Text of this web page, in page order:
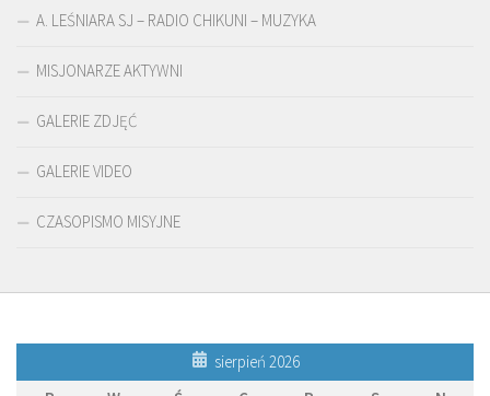
A. LEŚNIARA SJ – RADIO CHIKUNI – MUZYKA
MISJONARZE AKTYWNI
GALERIE ZDJĘĆ
GALERIE VIDEO
CZASOPISMO MISYJNE
sierpień 2026